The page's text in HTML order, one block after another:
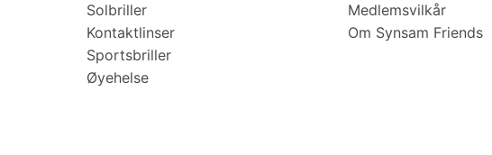
Solbriller
Kontaktlinser
Sportsbriller
Øyehelse
Medlemsvilkår
Om Synsam Friends